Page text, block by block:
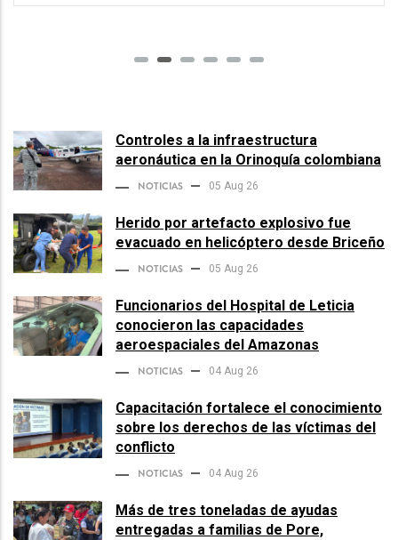
Controles a la infraestructura
aeronáutica en la Orinoquía colombiana
NOTICIAS 05 Aug 26
Herido por artefacto explosivo fue
evacuado en helicóptero desde Briceño
NOTICIAS 05 Aug 26
Funcionarios del Hospital de Leticia
conocieron las capacidades
aeroespaciales del Amazonas
NOTICIAS 04 Aug 26
Capacitación fortalece el conocimiento
sobre los derechos de las víctimas del
conflicto
NOTICIAS 04 Aug 26
Más de tres toneladas de ayudas
entregadas a familias de Pore,